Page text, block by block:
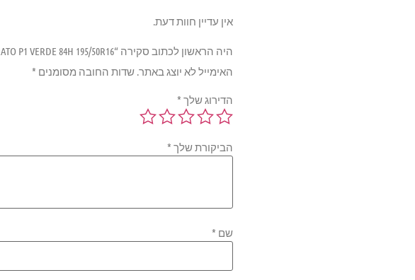
אין עדיין חוות דעת.
היה הראשון לכתוב סקירה “Pirelli CINTURATO P1 VERDE 84H 195/50R16”
האימייל לא יוצג באתר. שדות החובה מסומנים *
הדירוג שלך *
הביקורת שלך *
שם *